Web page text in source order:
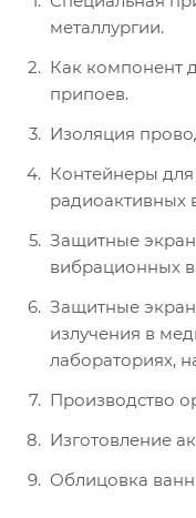
металлургии.
Как компонент
припоев.
Изоляция
Контейнеры
радиоактивных
Защитные
вибрационных
Защитные
излучения в
лабораториях,
Производство
Изготовление
Облицовка ванн